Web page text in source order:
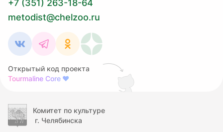
+7 (351) 263-18-64
metodist@chelzoo.ru
Открытый код проекта
Tourmaline Core ❤
Комитет по культуре
г. Челябинска